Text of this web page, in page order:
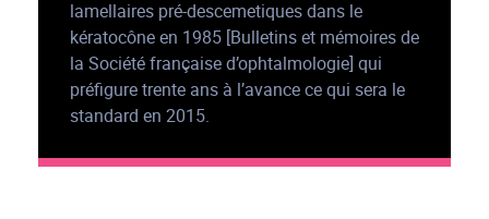
lamellaires pré-descemetiques dans le
kératocône en 1985 [Bulletins et mémoires de
la Société française d’ophtalmologie] qui
préfigure trente ans à l’avance ce qui sera le
standard en 2015.